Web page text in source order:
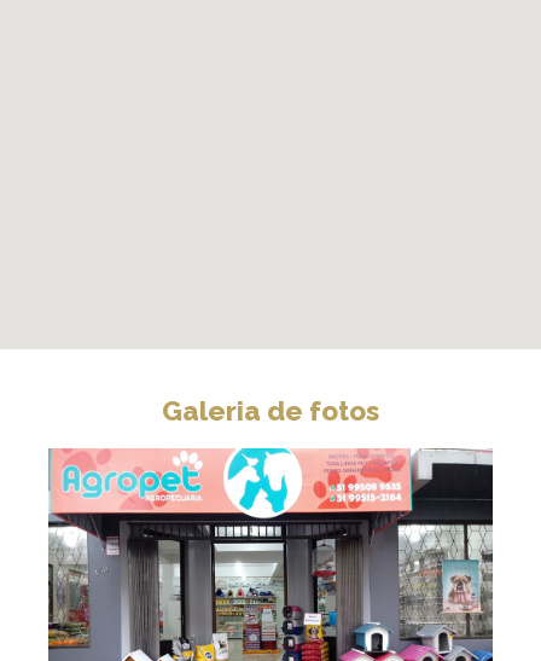
Galeria de fotos